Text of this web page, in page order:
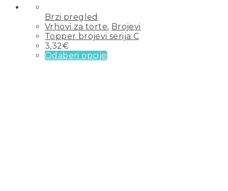
Brzi pregled
Vrhovi za torte, Brojevi
Topper brojevi serija C
3,32€
Odaberi opcije